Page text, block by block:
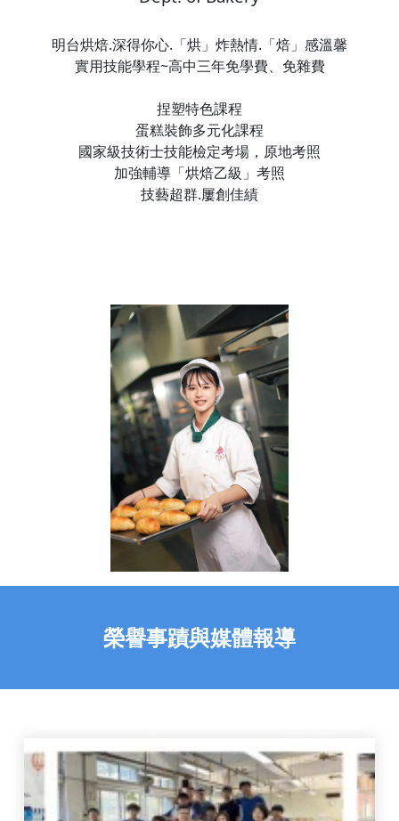
明台烘焙.深得你心.「烘」炸熱情.「焙」感溫馨
實用技能學程~高中三年免學費、免雜費
捏塑特色課程
蛋糕裝飾多元化課程
國家級技術士技能檢定考場，原地考照
加強輔導「烘焙乙級」考照
技藝超群.屢創佳績
榮譽事蹟與媒體報導